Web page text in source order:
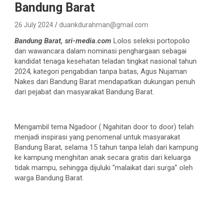
Bandung Barat
26 July 2024 duankdurahman@gmail.com
Bandung Barat, sri-media.com Lolos seleksi portopolio
dan wawancara dalam nominasi penghargaan sebagai
kandidat tenaga kesehatan teladan tingkat nasional tahun
2024, kategori pengabdian tanpa batas, Agus Nujaman
Nakes dari Bandung Barat mendapatkan dukungan penuh
dari pejabat dan masyarakat Bandung Barat.
Mengambil tema Ngadoor ( Ngahitan door to door) telah
menjadi inspirasi yang penomenal untuk masyarakat
Bandung Barat, selama 15 tahun tanpa lelah dari kampung
ke kampung menghitan anak secara gratis dari keluarga
tidak mampu, sehingga dijuluki “malaikat dari surga” oleh
warga Bandung Barat.